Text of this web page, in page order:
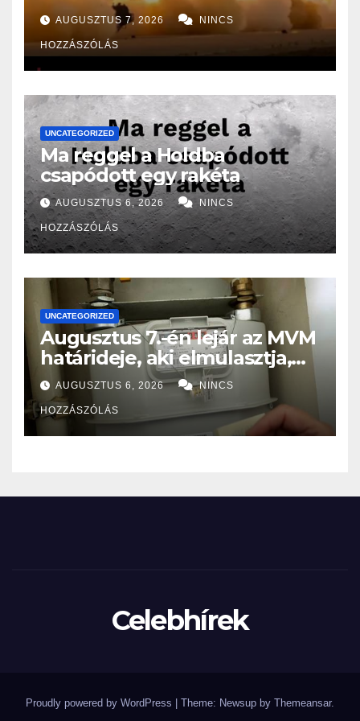
Oroszországban folyó
háborúhoz!
AUGUSZTUS 7, 2026 NINCS
HOZZÁSZÓLÁS
UNCATEGORIZED
Ma reggel a Holdba
csapódott egy rakéta
AUGUSZTUS 6, 2026 NINCS
HOZZÁSZÓLÁS
UNCATEGORIZED
Augusztus 7.-én lejár az MVM
határideje, aki elmulasztja,
nagy bajba kerülhet!
AUGUSZTUS 6, 2026 NINCS
HOZZÁSZÓLÁS
Celebhírek
Proudly powered by WordPress Theme: Newsup by Themeansar.